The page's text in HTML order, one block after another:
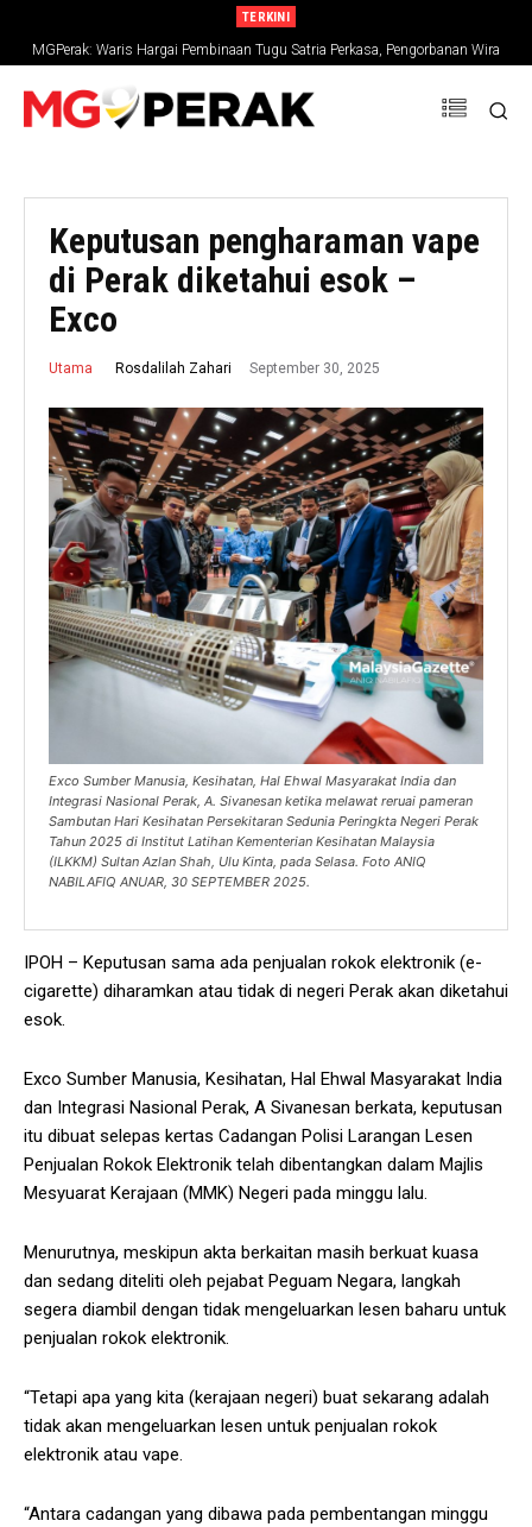
TERKINI
MGPerak: Waris Hargai Pembinaan Tugu Satria Perkasa, Pengorbanan Wira
Negara Terus Dikenang
Keputusan pengharaman vape
di Perak diketahui esok –
Exco
Utama Rosdalilah Zahari September 30, 2025
Exco Sumber Manusia, Kesihatan, Hal Ehwal Masyarakat India dan
Integrasi Nasional Perak, A. Sivanesan ketika melawat reruai pameran
Sambutan Hari Kesihatan Persekitaran Sedunia Peringkta Negeri Perak
Tahun 2025 di Institut Latihan Kementerian Kesihatan Malaysia
(ILKKM) Sultan Azlan Shah, Ulu Kinta, pada Selasa. Foto ANIQ
NABILAFIQ ANUAR, 30 SEPTEMBER 2025.
IPOH – Keputusan sama ada penjualan rokok elektronik (e-
cigarette) diharamkan atau tidak di negeri Perak akan diketahui
esok.
Exco Sumber Manusia, Kesihatan, Hal Ehwal Masyarakat India
dan Integrasi Nasional Perak, A Sivanesan berkata, keputusan
itu dibuat selepas kertas Cadangan Polisi Larangan Lesen
Penjualan Rokok Elektronik telah dibentangkan dalam Majlis
Mesyuarat Kerajaan (MMK) Negeri pada minggu lalu.
Menurutnya, meskipun akta berkaitan masih berkuat kuasa
dan sedang diteliti oleh pejabat Peguam Negara, langkah
segera diambil dengan tidak mengeluarkan lesen baharu untuk
penjualan rokok elektronik.
“Tetapi apa yang kita (kerajaan negeri) buat sekarang adalah
tidak akan mengeluarkan lesen untuk penjualan rokok
elektronik atau vape.
“Antara cadangan yang dibawa pada pembentangan minggu